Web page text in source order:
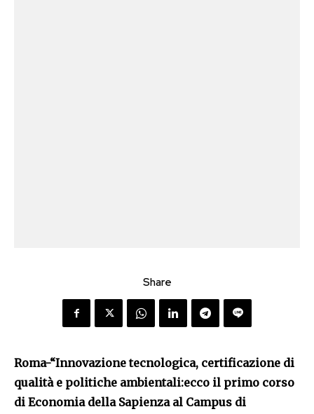
Share
Roma-“Innovazione tecnologica, certificazione di
qualità e politiche ambientali:ecco il primo corso
di Economia della Sapienza al Campus di